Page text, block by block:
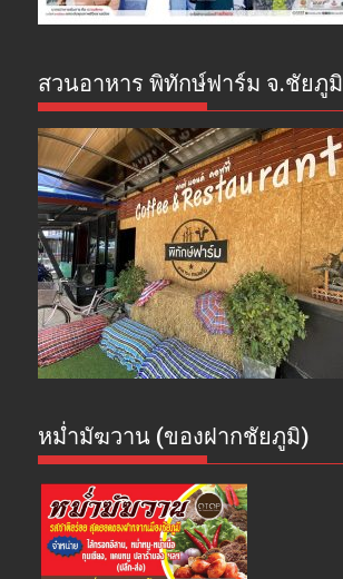
สวนอาหาร พิทักษ์ฟาร์ม จ.ชัยภูมิ
หม่ำมัฆวาน (ของฝากชัยภูมิ)